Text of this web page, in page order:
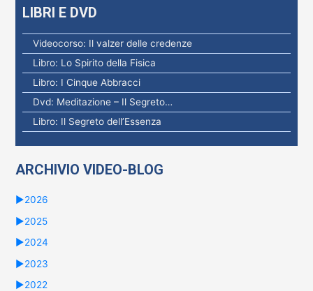
LIBRI E DVD
Videocorso: Il valzer delle credenze
Libro: Lo Spirito della Fisica
Libro: I Cinque Abbracci
Dvd: Meditazione – Il Segreto…
Libro: Il Segreto dell’Essenza
ARCHIVIO VIDEO-BLOG
►2026
►2025
►2024
►2023
►2022